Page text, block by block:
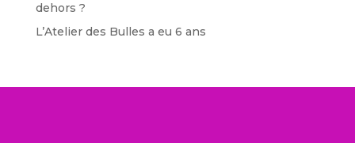
dehors ?
L’Atelier des Bulles a eu 6 ans